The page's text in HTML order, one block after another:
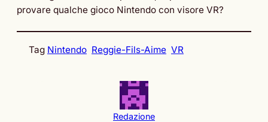
provare qualche gioco Nintendo con visore VR?
Tag Nintendo Reggie-Fils-Aime VR
Redazione